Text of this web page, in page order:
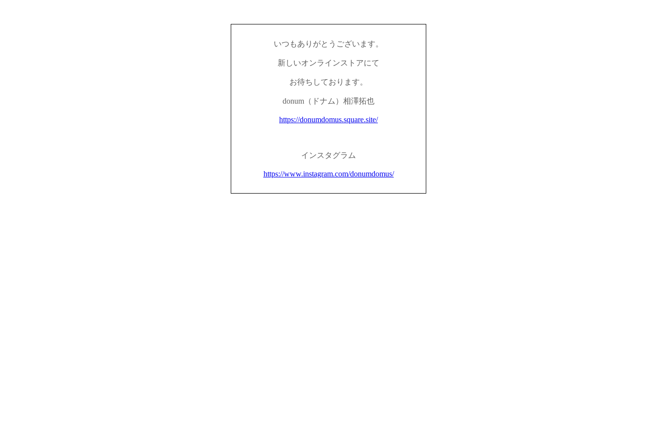
いつもありがとうございます。
新しいオンラインストアにて
お待ちしております。
donum（ドナム）相澤拓也
https://donumdomus.square.site/
インスタグラム
https://www.instagram.com/donumdomus/